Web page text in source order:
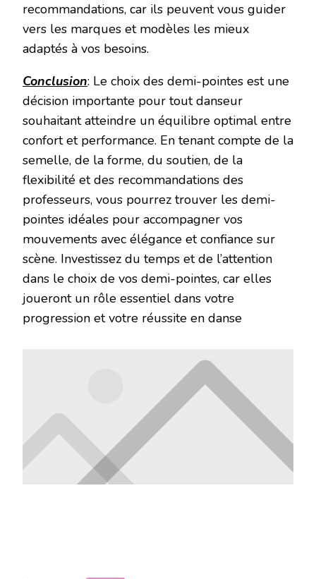
recommandations, car ils peuvent vous guider
vers les marques et modèles les mieux
adaptés à vos besoins.
Conclusion: Le choix des demi-pointes est une
décision importante pour tout danseur
souhaitant atteindre un équilibre optimal entre
confort et performance. En tenant compte de la
semelle, de la forme, du soutien, de la
flexibilité et des recommandations des
professeurs, vous pourrez trouver les demi-
pointes idéales pour accompagner vos
mouvements avec élégance et confiance sur
scène. Investissez du temps et de l’attention
dans le choix de vos demi-pointes, car elles
joueront un rôle essentiel dans votre
progression et votre réussite en danse